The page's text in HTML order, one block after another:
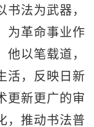
法为武器，
为革命事业作
以笔载道，
活，反映日新
更新更广的审
，推动书法普